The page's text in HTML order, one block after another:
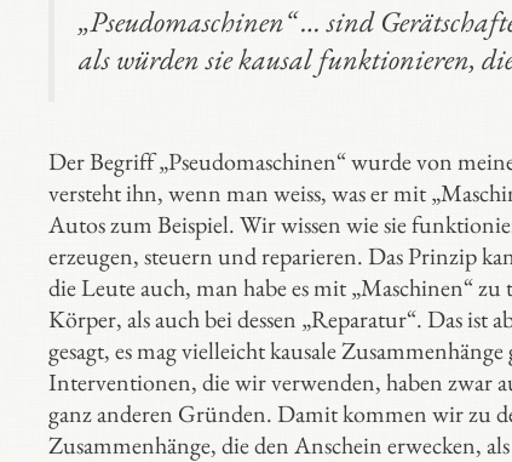
„Pseudomaschinen“ … sind
als würden sie kausal funktionieren,
Der Begriff „Pseudomaschinen“ wurde von
versteht ihn, wenn man weiss, was er mit
Autos zum Beispiel. Wir wissen wie sie
erzeugen, steuern und reparieren. Das Prinzip
die Leute auch, man habe es mit „Maschinen“
Körper, als auch bei dessen „Reparatur“. Das
gesagt, es mag vielleicht kausale
Interventionen, die wir verwenden, haben zwar
ganz anderen Gründen. Damit kommen wir zu
Zusammenhänge, die den Anschein erwecken,